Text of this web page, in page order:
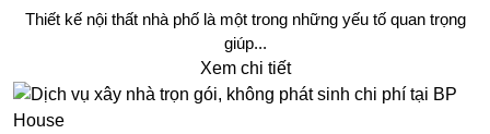
Thiết kế nội thất nhà phố là một trong những yếu tố quan trọng
giúp...
Xem chi tiết